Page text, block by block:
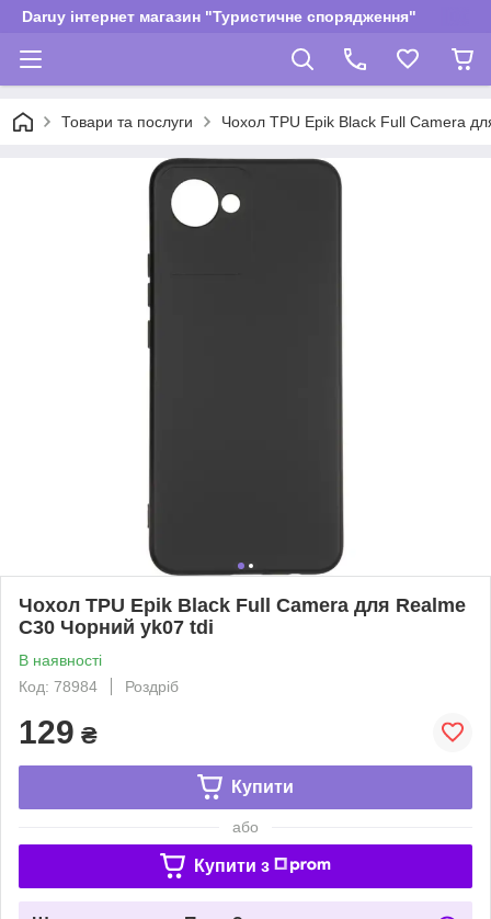
Daruy інтернет магазин "Туристичне спорядження"
Товари та послуги Чохол TPU Epik Black Full Camera
Чохол TPU Epik Black Full Camera для Realme
C30 Чорний yk07 tdi
В наявності
Код: 78984
Роздріб
129 ₴
Купити
або
Купити з